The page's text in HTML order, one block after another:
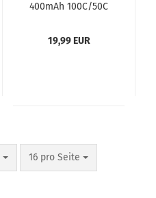
400mAh 100C/50C
19,99 EUR
16 pro Seite
pro Seite